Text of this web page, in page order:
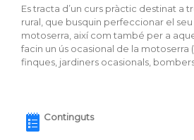
Es tracta d’un curs pràctic destinat a
rural, que busquin perfeccionar el
motoserra, així com també per a
facin un ús ocasional de la motoserra
finques, jardiners ocasionals,
Continguts